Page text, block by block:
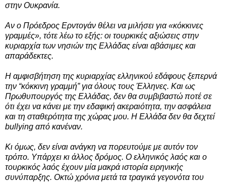
στην Ουκρανία.
Αν ο Πρόεδρος Ερντογάν θέλει να μιλήσει για «κόκκινες
γραμμές», τότε λέω το εξής: οι τουρκικές αξιώσεις στην
κυριαρχία των νησιών της Ελλάδας είναι αβάσιμες και
απαράδεκτες.
Η αμφισβήτηση της κυριαρχίας ελληνικού εδάφους ξεπερνά
την “κόκκινη γραμμή” για όλους τους Έλληνες. Και ως
Πρωθυπουργός της Ελλάδας, δεν θα συμβιβαστώ ποτέ σε
ότι έχει να κάνει με την εδαφική ακεραιότητα, την ασφάλεια
και τη σταθερότητα της χώρας μου. Η Ελλάδα δεν θα δεχτεί
bullying από κανέναν.
Κι όμως, δεν είναι ανάγκη να πορευτούμε με αυτόν τον
τρόπο. Υπάρχει κι άλλος δρόμος. Ο ελληνικός λαός και ο
τουρκικός λαός έχουν μία μακρά ιστορία ειρηνικής
συνύπαρξης. Οκτώ χρόνια μετά τα τραγικά γεγονότα του